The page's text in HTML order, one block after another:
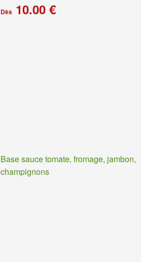
Dès 10.00 €
Base sauce tomate, fromage, jambon,
champignons